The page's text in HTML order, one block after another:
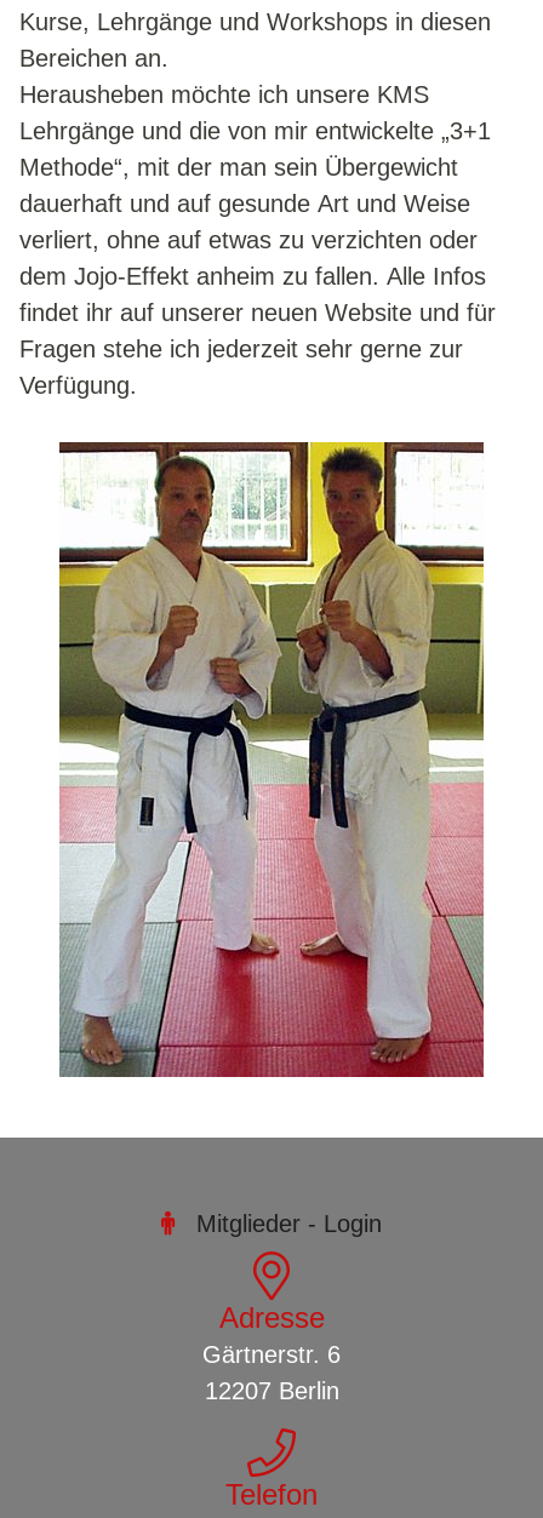
KRAV MAGA
KMS KRAV MAGA
SEMINARE
KMS FÜR JEDERMANN
FRAUEN WORKSHOP
KMS FOR TEENS
TACTICS & PROTECTION
WORKSHOP - MESSERABWEHR
BOXCAMP - WORKSHOP
KMS AUSBILDUNG
KURSPLAN
PERSONALTRAINING
INFO
ÜBER UNS
DIE TRAINER
DER VEREIN
PREISLISTE
REFERENZEN
KONTAKT
Kurse, Lehrgänge und Workshops in diesen
Bereichen an.
Herausheben möchte ich unsere KMS
Lehrgänge und die von mir entwickelte „3+1
Methode“, mit der man sein Übergewicht
dauerhaft und auf gesunde Art und Weise
verliert, ohne auf etwas zu verzichten oder
dem Jojo-Effekt anheim zu fallen. Alle Infos
findet ihr auf unserer neuen Website und für
Fragen stehe ich jederzeit sehr gerne zur
Verfügung.
 Mitglieder - Login
Adresse
Gärtnerstr. 6
12207 Berlin
Telefon